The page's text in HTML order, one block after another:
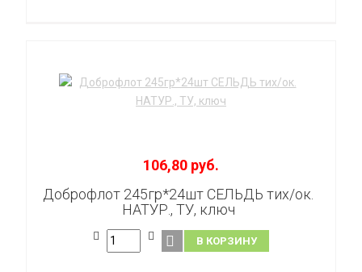
106,80 руб.
Доброфлот 245гр*24шт СЕЛЬДЬ тих/ок.
НАТУР., ТУ, ключ
В КОРЗИНУ